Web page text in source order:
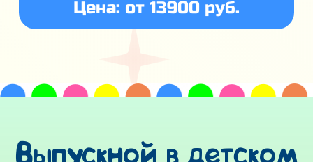
Цена: от 13900 руб.